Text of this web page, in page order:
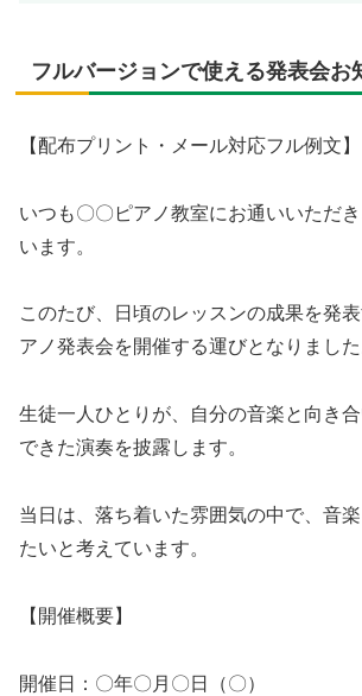
フルバージョンで使える発表会お
【配布プリント・メール対応フル例文】
いつも〇〇ピアノ教室にお通いいただ
います。
このたび、日頃のレッスンの成果を発
アノ発表会を開催する運びとなりました
生徒一人ひとりが、自分の音楽と向き
できた演奏を披露します。
当日は、落ち着いた雰囲気の中で、音
たいと考えています。
【開催概要】
開催日：〇年〇月〇日（〇）